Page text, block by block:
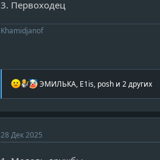
3. Первоходец
Khamidjanof
Р
а
ц
и
и
ЭМИЛЬКА, E1is, posh и 2 других
28 Дек 2025